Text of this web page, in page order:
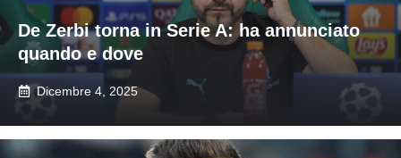
De Zerbi torna in Serie A: ha annunciato
quando e dove
Dicembre 4, 2025